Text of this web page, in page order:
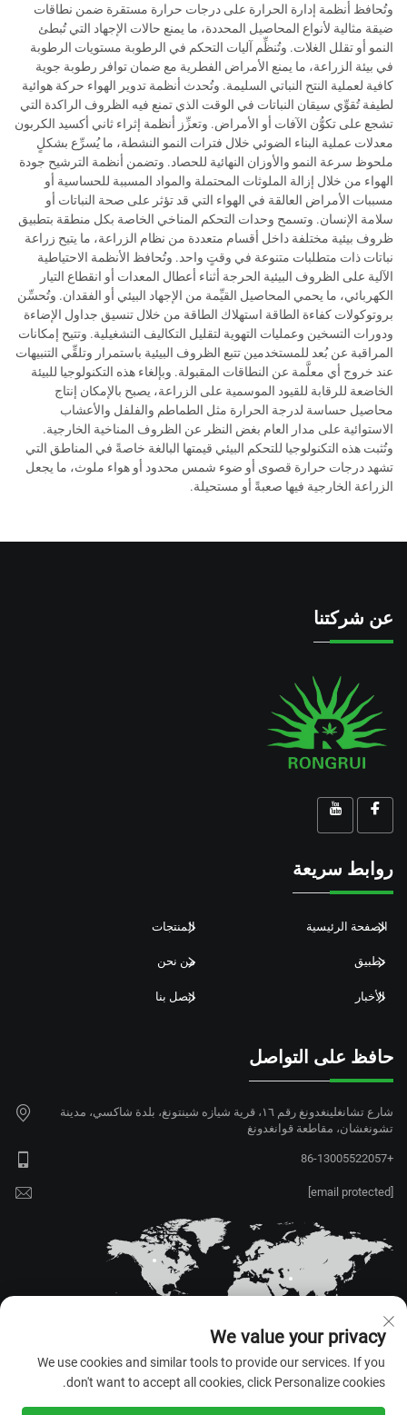
وتُحافظ أنظمة إدارة الحرارة على درجات حرارة مستقرة ضمن نطاقات
ضيقة مثالية لأنواع المحاصيل المحددة، ما يمنع حالات الإجهاد التي تُبطئ
النمو أو تقلل الغلات. وتُنظِّم آليات التحكم في الرطوبة مستويات الرطوبة
في بيئة الزراعة، ما يمنع الأمراض الفطرية مع ضمان توافر رطوبة جوية
كافية لعملية النتح النباتي السليمة. وتُحدث أنظمة تدوير الهواء حركة هوائية
لطيفة تُقوِّي سيقان النباتات في الوقت الذي تمنع فيه الظروف الراكدة التي
تشجع على تكوُّن الآفات أو الأمراض. وتعزِّز أنظمة إثراء ثاني أكسيد الكربون
معدلات عملية البناء الضوئي خلال فترات النمو النشطة، ما يُسرِّع بشكلٍ
ملحوظ سرعة النمو والأوزان النهائية للحصاد. وتضمن أنظمة الترشيح جودة
الهواء من خلال إزالة الملوثات المحتملة والمواد المسببة للحساسية أو
مسببات الأمراض العالقة في الهواء التي قد تؤثر على صحة النباتات أو
سلامة الإنسان. وتسمح وحدات التحكم المناخي الخاصة بكل منطقة بتطبيق
ظروف بيئية مختلفة داخل أقسام متعددة من نظام الزراعة، ما يتيح زراعة
نباتات ذات متطلبات متنوعة في وقتٍ واحد. وتُحافظ الأنظمة الاحتياطية
الآلية على الظروف البيئية الحرجة أثناء أعطال المعدات أو انقطاع التيار
الكهربائي، ما يحمي المحاصيل القيِّمة من الإجهاد البيئي أو الفقدان. وتُحسِّن
بروتوكولات كفاءة الطاقة استهلاك الطاقة من خلال تنسيق جداول الإضاءة
ودورات التسخين وعمليات التهوية لتقليل التكاليف التشغيلية. وتتيح إمكانات
المراقبة عن بُعد للمستخدمين تتبع الظروف البيئية باستمرار وتلقِّي التنبيهات
عند خروج أي معلَّمة عن النطاقات المقبولة. وبإلغاء هذه التكنولوجيا للبيئة
الخاضعة للرقابة للقيود الموسمية على الزراعة، يصبح بالإمكان إنتاج
محاصيل حساسة لدرجة الحرارة مثل الطماطم والفلفل والأعشاب
الاستوائية على مدار العام بغض النظر عن الظروف المناخية الخارجية.
وتُثبت هذه التكنولوجيا للتحكم البيئي قيمتها البالغة خاصةً في المناطق التي
تشهد درجات حرارة قصوى أو ضوء شمس محدود أو هواء ملوث، ما يجعل
الزراعة الخارجية فيها صعبةً أو مستحيلة.
عن شركتنا
روابط سريعة
الصفحة الرئيسية المنتجات
تطبيق من نحن
الأخبار اتصل بنا
حافظ على التواصل
شارع تشانغلينغدونغ رقم ١٦، قرية شيازه شينتونغ، بلدة شاكسي، مدينة
تشونغشان، مقاطعة قوانغدونغ
+86-13005522057
حقوق الطبع والنشر © ٢٠٢٦ شركة
We value your privacy
We use cookies and similar tools to provide our services. If you
don't want to accept all cookies, click Personalize cookies.